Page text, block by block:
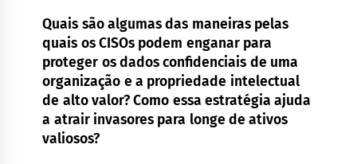
Quais são algumas das maneiras pelas
quais os CISOs podem enganar para
proteger os dados confidenciais de uma
organização e a propriedade intelectual
de alto valor? Como essa estratégia ajuda
a atrair invasores para longe de ativos
valiosos?